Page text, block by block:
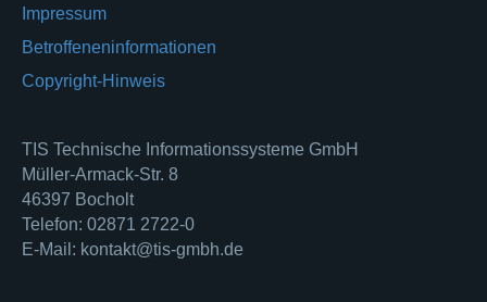
Impressum
Betroffeneninformationen
Copyright-Hinweis
TIS Technische Informationssysteme GmbH
Müller-Armack-Str. 8
46397 Bocholt
Telefon: 02871 2722-0
E-Mail: kontakt@tis-gmbh.de